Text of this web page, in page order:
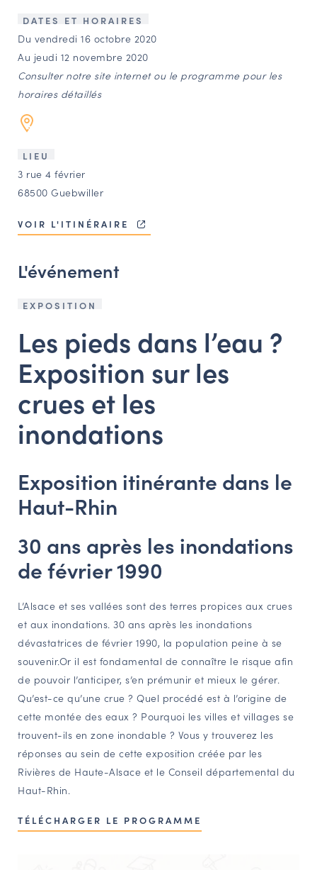
CONTACT
Agenda
Annuaire
Ressources
OFFRES D’EMPLOI ET DE STAGE
OUTILS EN LIGNE
Espace acteurs
NAVIGATION FILTRÉE « ACTEURS »
PORTAIL CULTURE
Comité d'Histoire Régionale
Service Inventaire et Patrimoines de la Région Grand Est
VOUS ÊTES…
Amateurs d’histoire et de patrimoine
Étudiants & chercheurs
DATES ET HORAIRES
Du vendredi 16 octobre 2020
Au jeudi 12 novembre 2020
Consulter notre site internet ou le programme pour les
horaires détaillés
LIEU
3 rue 4 février
68500 Guebwiller
VOIR L'ITINÉRAIRE
L'événement
EXPOSITION
Les pieds dans l’eau ?
Exposition sur les
crues et les
inondations
Exposition itinérante dans le
Haut-Rhin
30 ans après les inondations
de février 1990
L’Alsace et ses vallées sont des terres propices aux crues
et aux inondations. 30 ans après les inondations
dévastatrices de février 1990, la population peine à se
souvenir.Or il est fondamental de connaître le risque afin
de pouvoir l’anticiper, s’en prémunir et mieux le gérer.
Qu’est-ce qu’une crue ? Quel procédé est à l’origine de
cette montée des eaux ? Pourquoi les villes et villages se
trouvent-ils en zone inondable ? Vous y trouverez les
réponses au sein de cette exposition créée par les
Rivières de Haute-Alsace et le Conseil départemental du
Haut-Rhin.
TÉLÉCHARGER LE PROGRAMME